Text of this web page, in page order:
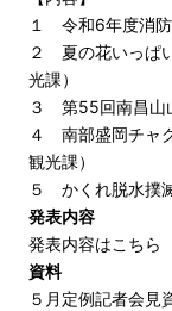
１ 令和6年度消防
２ 夏の花いっぱ
光課）
３ 第55回南昌山
４ 南部盛岡チャ
観光課）
５ かくれ脱水撲
発表内容
発表内容はこちら
資料
５月定例記者会見